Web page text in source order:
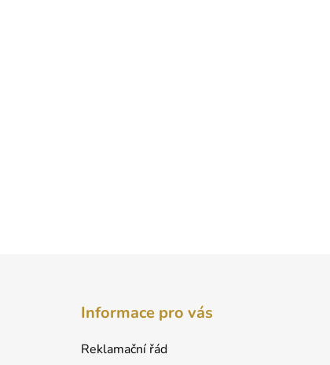
Informace pro vás
Reklamační řád